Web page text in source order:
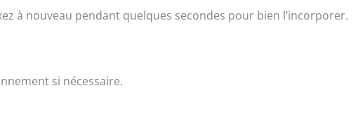
à nouveau pendant quelques secondes pour bien l’incorporer.
si nécessaire.